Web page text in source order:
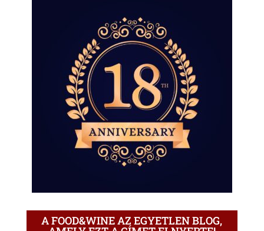
A FOOD&WINE AZ EGYETLEN BLOG,